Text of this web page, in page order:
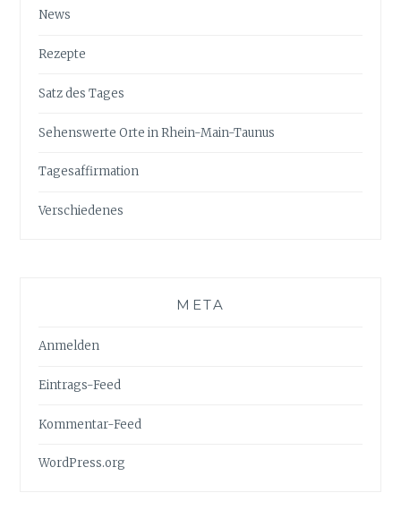
News
Rezepte
Satz des Tages
Sehenswerte Orte in Rhein-Main-Taunus
Tagesaffirmation
Verschiedenes
META
Anmelden
Eintrags-Feed
Kommentar-Feed
WordPress.org